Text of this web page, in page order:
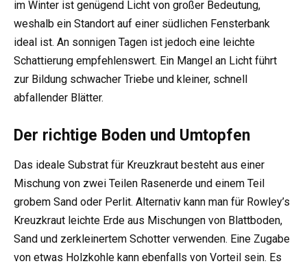
im Winter ist genügend Licht von großer Bedeutung,
weshalb ein Standort auf einer südlichen Fensterbank
ideal ist. An sonnigen Tagen ist jedoch eine leichte
Schattierung empfehlenswert. Ein Mangel an Licht führt
zur Bildung schwacher Triebe und kleiner, schnell
abfallender Blätter.
Der richtige Boden und Umtopfen
Das ideale Substrat für Kreuzkraut besteht aus einer
Mischung von zwei Teilen Rasenerde und einem Teil
grobem Sand oder Perlit. Alternativ kann man für Rowley’s
Kreuzkraut leichte Erde aus Mischungen von Blattboden,
Sand und zerkleinertem Schotter verwenden. Eine Zugabe
von etwas Holzkohle kann ebenfalls von Vorteil sein. Es